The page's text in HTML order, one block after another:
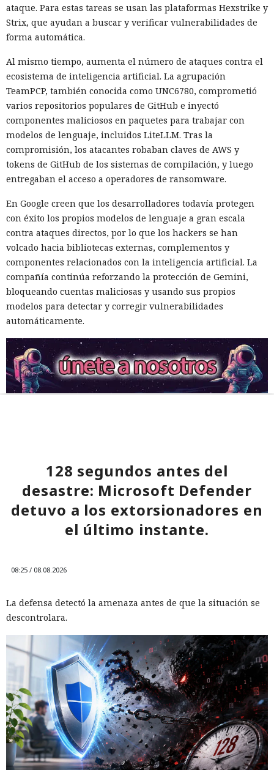
ataque. Para estas tareas se usan las plataformas Hexstrike y
Strix, que ayudan a buscar y verificar vulnerabilidades de
forma automática.
Al mismo tiempo, aumenta el número de ataques contra el
ecosistema de inteligencia artificial. La agrupación
TeamPCP, también conocida como UNC6780, comprometió
varios repositorios populares de GitHub e inyectó
componentes maliciosos en paquetes para trabajar con
modelos de lenguaje, incluidos LiteLLM. Tras la
compromisión, los atacantes robaban claves de AWS y
tokens de GitHub de los sistemas de compilación, y luego
entregaban el acceso a operadores de ransomware.
En Google creen que los desarrolladores todavía protegen
con éxito los propios modelos de lenguaje a gran escala
contra ataques directos, por lo que los hackers se han
volcado hacia bibliotecas externas, complementos y
componentes relacionados con la inteligencia artificial. La
compañía continúa reforzando la protección de Gemini,
bloqueando cuentas maliciosas y usando sus propios
modelos para detectar y corregir vulnerabilidades
automáticamente.
128 segundos antes del
desastre: Microsoft Defender
detuvo a los extorsionadores en
el último instante.
08:25 / 08.08.2026
La defensa detectó la amenaza antes de que la situación se
descontrolara.